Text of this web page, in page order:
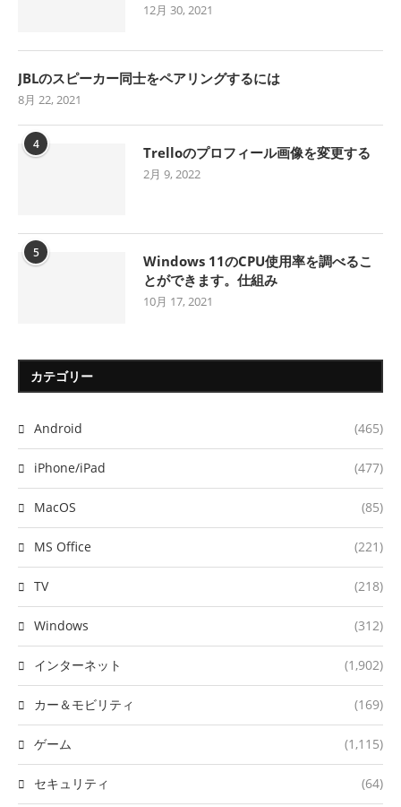
12月 30, 2021
JBLのスピーカー同士をペアリングするには
8月 22, 2021
4 Trelloのプロフィール画像を変更する
2月 9, 2022
5
Windows 11のCPU使用率を調べるこ
とができます。仕組み
10月 17, 2021
カテゴリー
Android (465)
iPhone/iPad (477)
MacOS (85)
MS Office (221)
TV (218)
Windows (312)
インターネット (1,902)
カー＆モビリティ (169)
ゲーム (1,115)
セキュリティ (64)